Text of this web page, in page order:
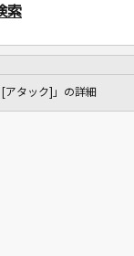
索
[アタック]」の詳細